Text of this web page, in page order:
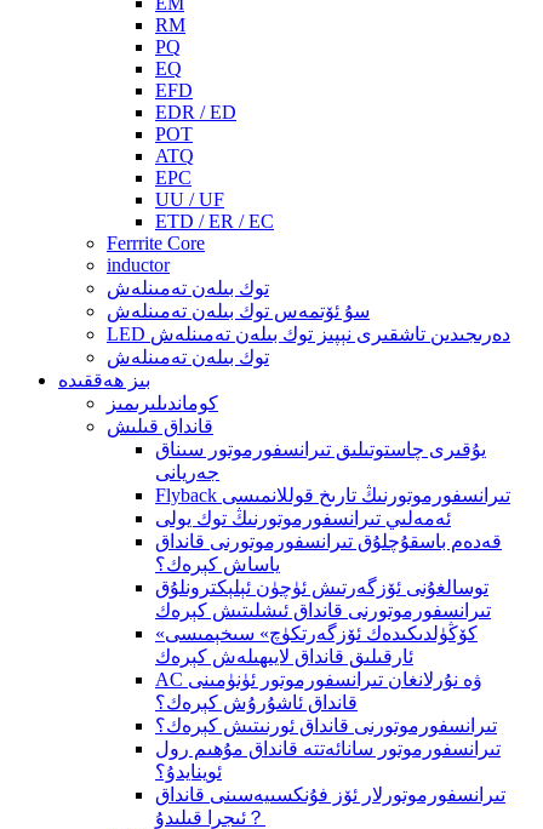
RM
PQ
EQ
EFD
EDR / ED
POT
ATQ
EPC
UU / UF
ETD / ER / EC
Ferrrite Core
inductor
توك بىلەن تەمىنلەش
سۇ ئۆتمەس توك بىلەن تەمىنلەش
LED دەرىجىدىن تاشقىرى نېپىز توك بىلەن تەمىنلەش
توك بىلەن تەمىنلەش
بىز ھەققىدە
كوماندىلىرىمىز
قانداق قىلىش
يۇقىرى چاستوتىلىق تىرانسفورموتور سىناق
جەريانى
Flyback تىرانسفورموتورنىڭ تارىخ قوللانمىسى
ئەمەلىي تىرانسفورموتورنىڭ توك يولى
قەدەم باسقۇچلۇق تىرانسفورموتورنى قانداق
ياساش كېرەك؟
توسالغۇنى ئۆزگەرتىش ئۈچۈن ئېلېكترونلۇق
تىرانسفورموتورنى قانداق ئىشلىتىش كېرەك
«كۆڭۈلدىكىدەك ئۆزگەرتكۈچ» سىخېمىسى
ئارقىلىق قانداق لايىھىلەش كېرەك
AC ۋە نۇرلانغان تىرانسفورموتور ئۈنۈمىنى
قانداق ئاشۇرۇش كېرەك؟
تىرانسفورموتورنى قانداق ئورنىتىش كېرەك؟
تىرانسفورموتور سانائەتتە قانداق مۇھىم رول
ئوينايدۇ؟
تىرانسفورموتورلار ئۆز فۇنكسىيەسىنى قانداق
ئىجرا قىلىدۇ？